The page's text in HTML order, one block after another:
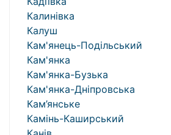
Калинівка
Калуш
Кам'янець-Подільський
Кам'янка
Кам'янка-Бузька
Кам'янка-Дніпровська
Кам’янське
Камінь-Каширський